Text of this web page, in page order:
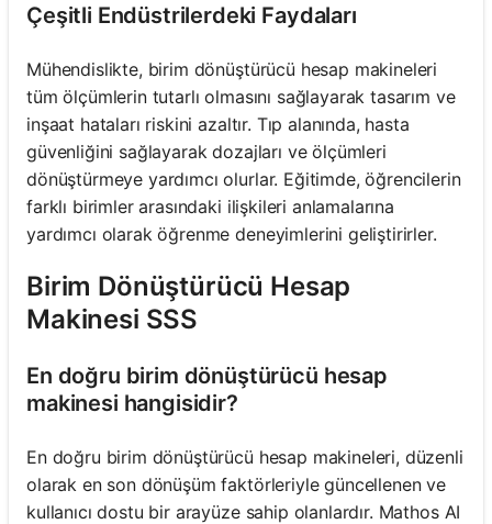
Çeşitli Endüstrilerdeki Faydaları
Mühendislikte, birim dönüştürücü hesap makineleri
tüm ölçümlerin tutarlı olmasını sağlayarak tasarım ve
inşaat hataları riskini azaltır. Tıp alanında, hasta
güvenliğini sağlayarak dozajları ve ölçümleri
dönüştürmeye yardımcı olurlar. Eğitimde, öğrencilerin
farklı birimler arasındaki ilişkileri anlamalarına
yardımcı olarak öğrenme deneyimlerini geliştirirler.
Birim Dönüştürücü Hesap
Makinesi SSS
En doğru birim dönüştürücü hesap
makinesi hangisidir?
En doğru birim dönüştürücü hesap makineleri, düzenli
olarak en son dönüşüm faktörleriyle güncellenen ve
kullanıcı dostu bir arayüze sahip olanlardır. Mathos AI